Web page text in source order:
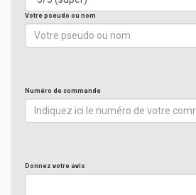
Votre pseudo ou nom
Numéro de commande
Donnez votre avis